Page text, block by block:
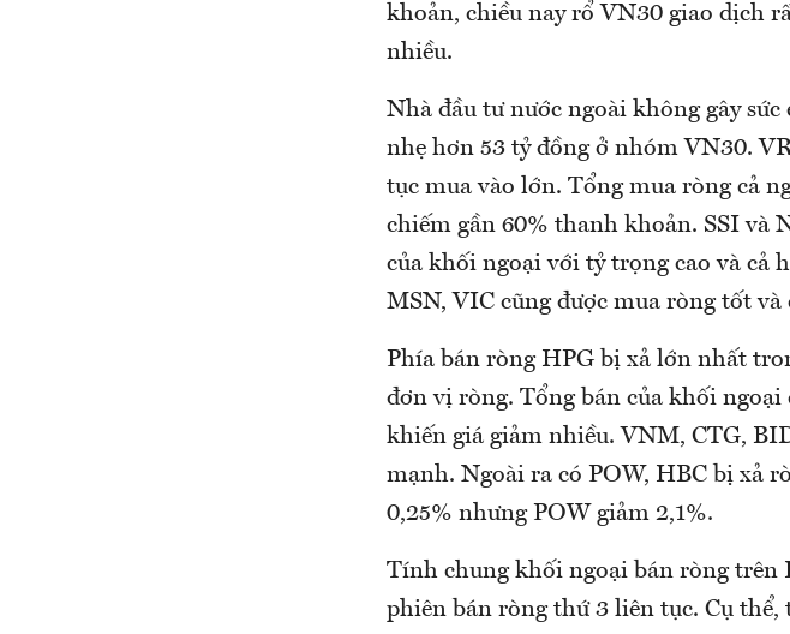
khoản, chiều nay rổ VN30 giao dịch
nhiều.
Nhà đầu tư nước ngoài không gây
nhẹ hơn 53 tỷ đồng ở nhóm VN30.
tục mua vào lớn. Tổng mua ròng cả
chiếm gần 60% thanh khoản. SSI và
của khối ngoại với tỷ trọng cao và cả
MSN, VIC cũng được mua ròng tốt và
Phía bán ròng HPG bị xả lớn nhất
đơn vị ròng. Tổng bán của khối
khiến giá giảm nhiều. VNM, CTG,
mạnh. Ngoài ra có POW, HBC bị xả
0,25% nhưng POW giảm 2,1%.
Tính chung khối ngoại bán ròng trên
phiên bán ròng thứ 3 liên tục. Cụ